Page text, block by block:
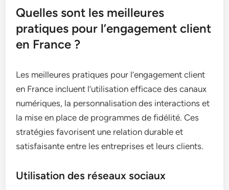
Quelles sont les meilleures
pratiques pour l’engagement client
en France ?
Les meilleures pratiques pour l’engagement client
en France incluent l’utilisation efficace des canaux
numériques, la personnalisation des interactions et
la mise en place de programmes de fidélité. Ces
stratégies favorisent une relation durable et
satisfaisante entre les entreprises et leurs clients.
Utilisation des réseaux sociaux